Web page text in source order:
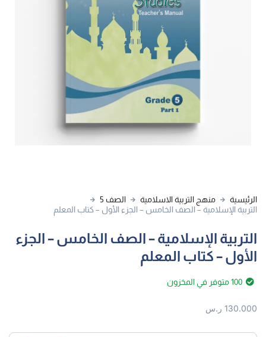
الرئيسية منهج التربية الاسلامية
الصف 5
التربية الإسلامية – الصف الخامس – الجزء الأول – كتاب المعلم
التربية الإسلامية – الصف الخامس – الجزء
الأول – كتاب المعلم
100 متوفر في المخزون
130.000 ر.س